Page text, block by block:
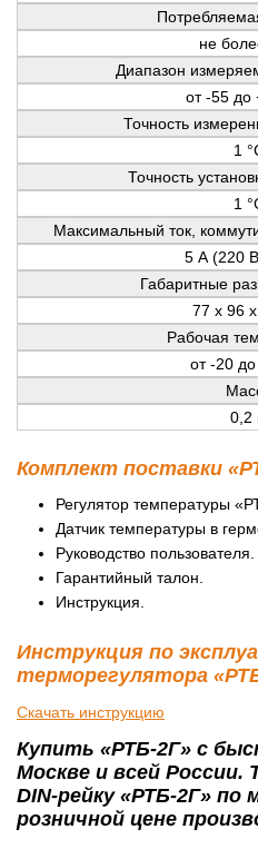
не
Диапазон
от -55 до
Точность
1
Точность
1
Максимальный ток,
5 А (220
Габаритные
77 x 96
Рабочая
от -20
0,2
Комплект поставки
Регулятор температуры
Датчик температуры в
Руководство пользователя.
Гарантийный талон.
Инструкция.
Инструкция по
терморегулятора
Скачать инструкцию
Купить «РТБ-2Г» с
Москве и всей России.
DIN-рейку «РТБ-2Г» по
розничной цене